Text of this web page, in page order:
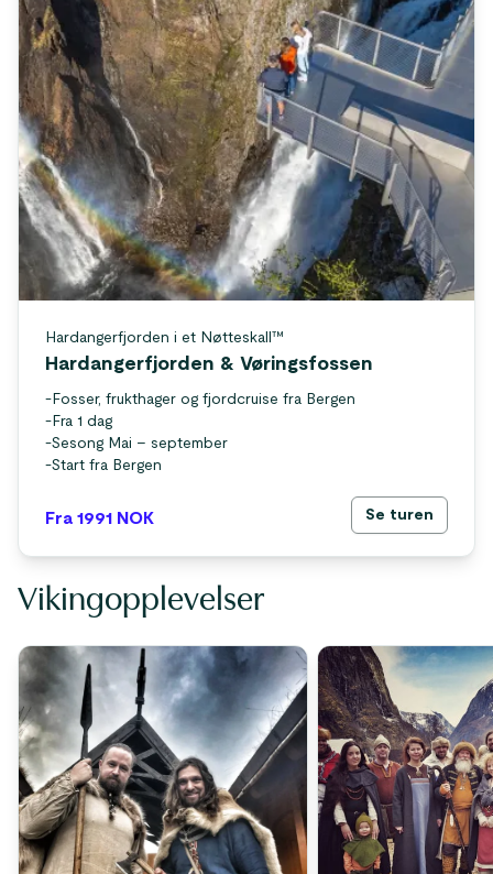
Hardangerfjorden i et Nøtteskall™
Hardangerfjorden & Vøringsfossen
- Fosser, frukthager og fjordcruise fra Bergen
- Fra 1 dag
-Sesong Mai – september
-Start fra Bergen
Fra 1991 NOK Se turen
Vikingopplevelser